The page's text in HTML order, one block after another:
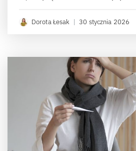
Dorota Łesak | 30 stycznia 2026